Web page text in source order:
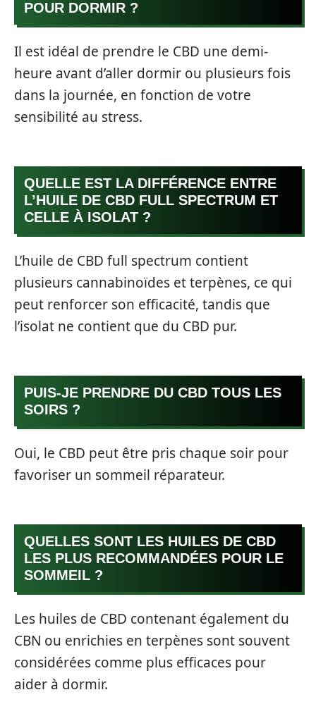
POUR DORMIR ?
Il est idéal de prendre le CBD une demi-
heure avant d’aller dormir ou plusieurs fois
dans la journée, en fonction de votre
sensibilité au stress.
QUELLE EST LA DIFFÉRENCE ENTRE
L’HUILE DE CBD FULL SPECTRUM ET
CELLE À ISOLAT ?
L’huile de CBD full spectrum contient
plusieurs cannabinoïdes et terpènes, ce qui
peut renforcer son efficacité, tandis que
l’isolat ne contient que du CBD pur.
PUIS-JE PRENDRE DU CBD TOUS LES
SOIRS ?
Oui, le CBD peut être pris chaque soir pour
favoriser un sommeil réparateur.
QUELLES SONT LES HUILES DE CBD
LES PLUS RECOMMANDÉES POUR LE
SOMMEIL ?
Les huiles de CBD contenant également du
CBN ou enrichies en terpènes sont souvent
considérées comme plus efficaces pour
aider à dormir.